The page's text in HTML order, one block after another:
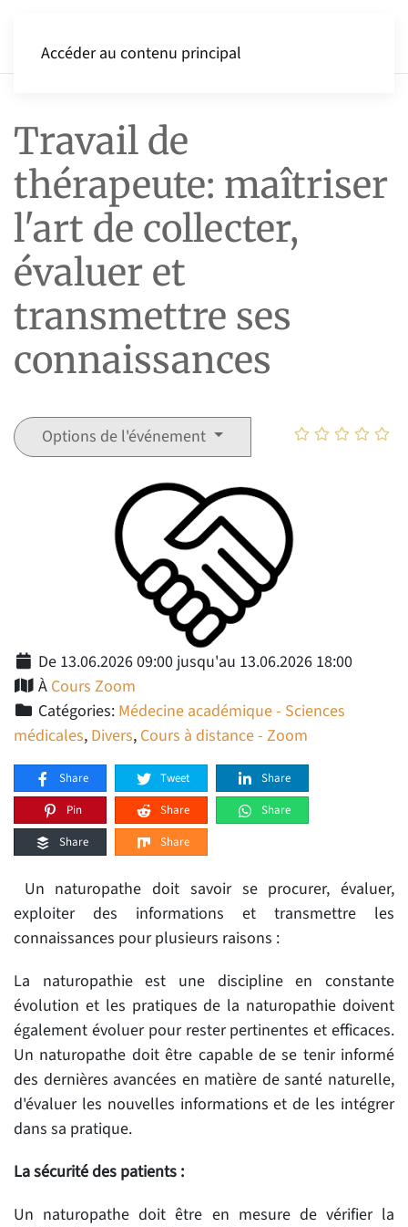
Accéder au contenu principal
Travail de
thérapeute: maîtriser
l'art de collecter,
évaluer et
transmettre ses
connaissances
Options de l'événement
De 13.06.2026 09:00 jusqu'au 13.06.2026 18:00
À Cours Zoom
Catégories: Médecine académique - Sciences
médicales, Divers, Cours à distance - Zoom
Share Tweet
Share
Pin
Share
Share
Share
Share
Un naturopathe doit savoir se procurer, évaluer,
exploiter des informations et transmettre les
connaissances pour plusieurs raisons :
La naturopathie est une discipline en constante
évolution et les pratiques de la naturopathie doivent
également évoluer pour rester pertinentes et efficaces.
Un naturopathe doit être capable de se tenir informé
des dernières avancées en matière de santé naturelle,
d'évaluer les nouvelles informations et de les intégrer
dans sa pratique.
La sécurité des patients :
Un naturopathe doit être en mesure de vérifier la